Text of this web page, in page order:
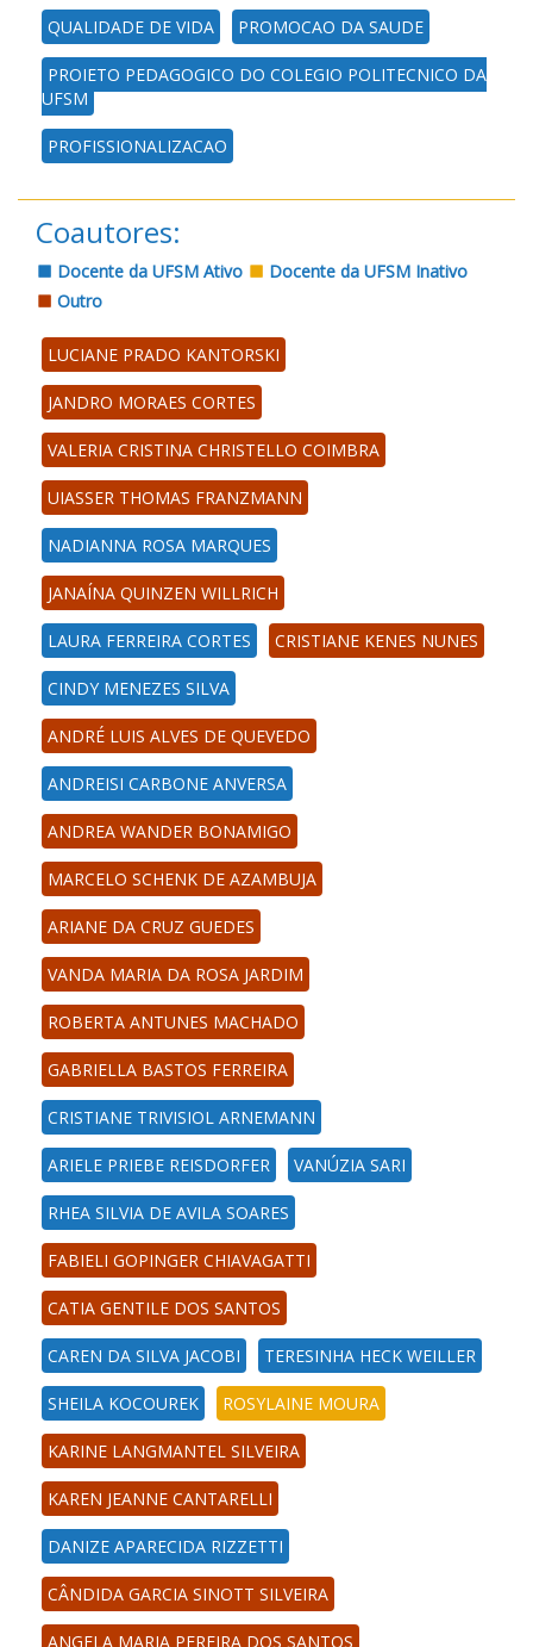
QUALIDADE DE VIDA PROMOCAO DA SAUDE
PROJETO PEDAGOGICO DO COLEGIO POLITECNICO DA
UFSM
PROFISSIONALIZACAO
Coautores:
Docente da UFSM Ativo
Docente da UFSM Inativo
Outro
LUCIANE PRADO KANTORSKI
JANDRO MORAES CORTES
VALERIA CRISTINA CHRISTELLO COIMBRA
UIASSER THOMAS FRANZMANN
NADIANNA ROSA MARQUES
JANAÍNA QUINZEN WILLRICH
LAURA FERREIRA CORTES CRISTIANE KENES NUNES
CINDY MENEZES SILVA
ANDRÉ LUIS ALVES DE QUEVEDO
ANDREISI CARBONE ANVERSA
ANDREA WANDER BONAMIGO
MARCELO SCHENK DE AZAMBUJA
ARIANE DA CRUZ GUEDES
VANDA MARIA DA ROSA JARDIM
ROBERTA ANTUNES MACHADO
GABRIELLA BASTOS FERREIRA
CRISTIANE TRIVISIOL ARNEMANN
ARIELE PRIEBE REISDORFER VANÚZIA SARI
RHEA SILVIA DE AVILA SOARES
FABIELI GOPINGER CHIAVAGATTI
CATIA GENTILE DOS SANTOS
CAREN DA SILVA JACOBI TERESINHA HECK WEILLER
SHEILA KOCOUREK ROSYLAINE MOURA
KARINE LANGMANTEL SILVEIRA
KAREN JEANNE CANTARELLI
DANIZE APARECIDA RIZZETTI
CÂNDIDA GARCIA SINOTT SILVEIRA
ANGELA MARIA PEREIRA DOS SANTOS